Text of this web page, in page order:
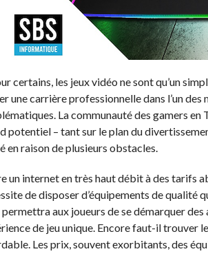
certains, les jeux vidéo ne sont qu’un
une carrière professionnelle dans l’un
La communauté des gamers en
potentiel – tant sur le plan du
en raison de plusieurs obstacles.
un internet en très haut débit à des tarifs
de disposer d’équipements de qualité
permettra aux joueurs de se démarquer
de jeu unique. Encore faut-il trouver
Les prix, souvent exorbitants, des